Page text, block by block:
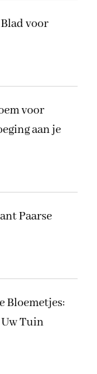
voor
voor
aan je
Paarse
Bloemetjes:
Tuin